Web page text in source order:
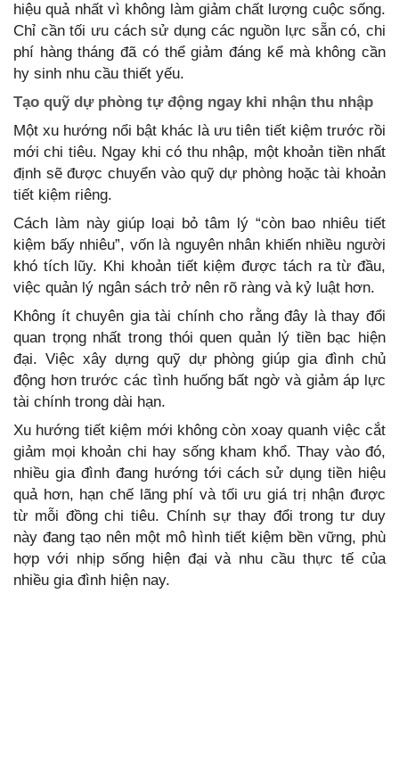
hiệu quả nhất vì không làm giảm chất lượng cuộc sống.
Chỉ cần tối ưu cách sử dụng các nguồn lực sẵn có, chi
phí hàng tháng đã có thể giảm đáng kể mà không cần
hy sinh nhu cầu thiết yếu.
Tạo quỹ dự phòng tự động ngay khi nhận thu nhập
Một xu hướng nổi bật khác là ưu tiên tiết kiệm trước rồi
mới chi tiêu. Ngay khi có thu nhập, một khoản tiền nhất
định sẽ được chuyển vào quỹ dự phòng hoặc tài khoản
tiết kiệm riêng.
Cách làm này giúp loại bỏ tâm lý “còn bao nhiêu tiết
kiệm bấy nhiêu”, vốn là nguyên nhân khiến nhiều người
khó tích lũy. Khi khoản tiết kiệm được tách ra từ đầu,
việc quản lý ngân sách trở nên rõ ràng và kỷ luật hơn.
Không ít chuyên gia tài chính cho rằng đây là thay đổi
quan trọng nhất trong thói quen quản lý tiền bạc hiện
đại. Việc xây dựng quỹ dự phòng giúp gia đình chủ
động hơn trước các tình huống bất ngờ và giảm áp lực
tài chính trong dài hạn.
Xu hướng tiết kiệm mới không còn xoay quanh việc cắt
giảm mọi khoản chi hay sống kham khổ. Thay vào đó,
nhiều gia đình đang hướng tới cách sử dụng tiền hiệu
quả hơn, hạn chế lãng phí và tối ưu giá trị nhận được
từ mỗi đồng chi tiêu. Chính sự thay đổi trong tư duy
này đang tạo nên một mô hình tiết kiệm bền vững, phù
hợp với nhịp sống hiện đại và nhu cầu thực tế của
nhiều gia đình hiện nay.